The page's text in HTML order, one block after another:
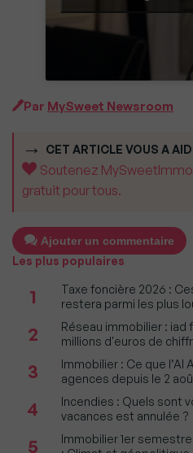
Par MySweet Newsroom
CET ARTICLE VOUS A
Soutenez
gratuit pour tous.
Ajouter un commentaire
Les plus populaires
1
Taxe foncière 2026 :
restera parmi les plus
2
Réseau immobilier :
millions d'euros de
3
Immobilier : Ce que
agences depuis le 2
4
Incendies : Quels sont
vacances est annulée ?
5
Immobilier 1er